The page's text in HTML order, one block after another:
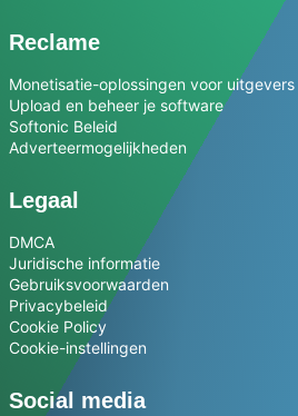
Reclame
Monetisatie-oplossingen voor uitgevers
Upload en beheer je software
Softonic Beleid
Adverteermogelijkheden
Legaal
DMCA
Juridische informatie
Gebruiksvoorwaarden
Privacybeleid
Cookie Policy
Cookie-instellingen
Social media